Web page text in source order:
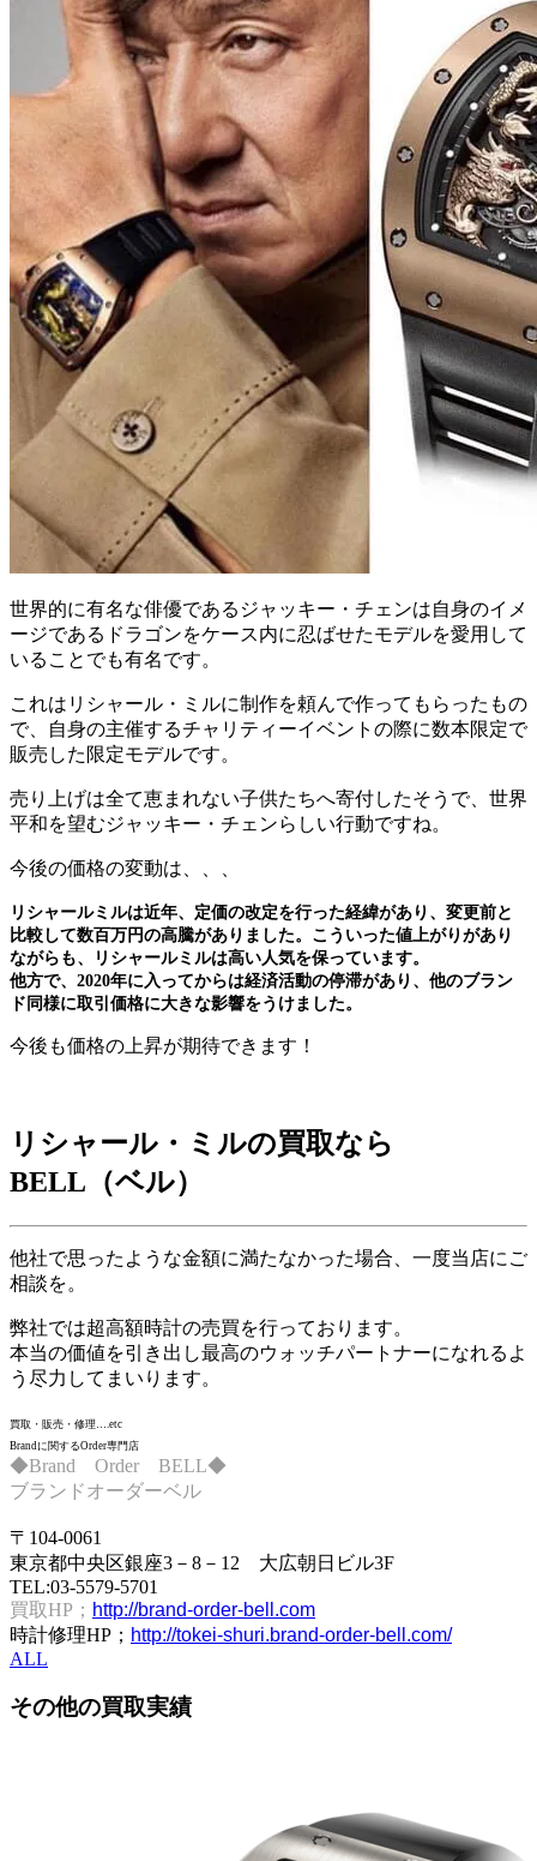
世界的に有名な俳優であるジャッキー・チェンは自身のイメ
ージであるドラゴンをケース内に忍ばせたモデルを愛用して
いることでも有名です。
これはリシャール・ミルに制作を頼んで作ってもらったもの
で、自身の主催するチャリティーイベントの際に数本限定で
販売した限定モデルです。
売り上げは全て恵まれない子供たちへ寄付したそうで、世界
平和を望むジャッキー・チェンらしい行動ですね。
今後の価格の変動は、、、
リシャールミルは近年、定価の改定を行った経緯があり、変更前と
比較して数百万円の高騰がありました。こういった値上がりがあり
ながらも、リシャールミルは高い人気を保っています。
他方で、2020年に入ってからは経済活動の停滞があり、他のブラン
ド同様に取引価格に大きな影響をうけました。
今後も価格の上昇が期待できます！
リシャール・ミルの買取なら
BELL （ベル）
他社で思ったような金額に満たなかった場合、一度当店にご
相談を。
弊社では超高額時計の売買を行っております。
本当の価値を引き出し最高のウォッチパートナーになれるよ
う尽力してまいります。
買取・販売・修理….etc
Brandに関するOrder専門店
◆Brand Order BELL◆
ブランドオーダーベル
〒104-0061
東京都中央区銀座3－8－12 大広朝日ビル3F
TEL:03-5579-5701
買取HP； http://brand-order-bell.com
時計修理HP； http://tokei-shuri.brand-order-bell.com/
ALL
その他の買取実績